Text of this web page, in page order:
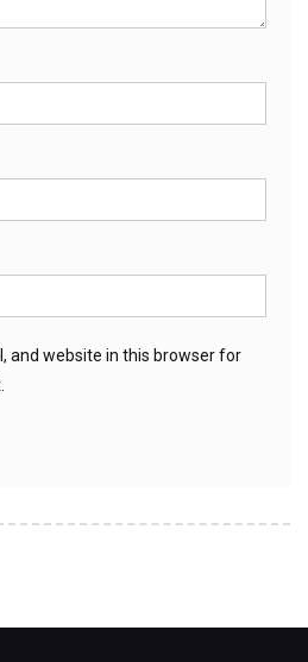
and website in this browser for